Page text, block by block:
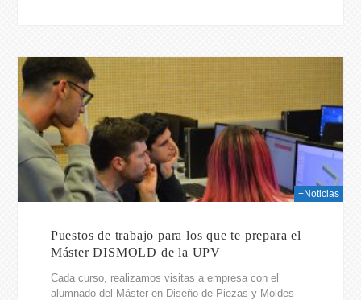
+Noticias
Puestos de trabajo para los que te prepara el
Máster DISMOLD de la UPV
Cada curso, realizamos visitas a empresa con el
alumnado del Máster en Diseño de Piezas y Moldes